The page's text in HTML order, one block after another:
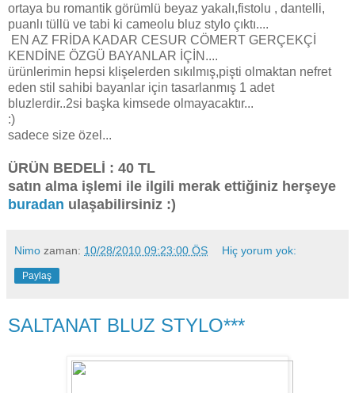
ortaya bu romantik görümlü beyaz yakalı,fistolu , dantelli,
puanlı tüllü ve tabi ki cameolu bluz stylo çıktı....
EN AZ FRİDA KADAR CESUR CÖMERT GERÇEKÇİ
KENDİNE ÖZGÜ BAYANLAR İÇİN....
ürünlerimin hepsi klişelerden sıkılmış,pişti olmaktan nefret
eden stil sahibi bayanlar için tasarlanmış 1 adet
bluzlerdir..2si başka kimsede olmayacaktır...
:)
sadece size özel...
ÜRÜN BEDELİ : 40 TL
satın alma işlemi ile ilgili merak ettiğiniz herşeye
buradan ulaşabilirsiniz :)
Nimo zaman: 10/28/2010 09:23:00 ÖS Hiç yorum yok:
Paylaş
SALTANAT BLUZ STYLO***